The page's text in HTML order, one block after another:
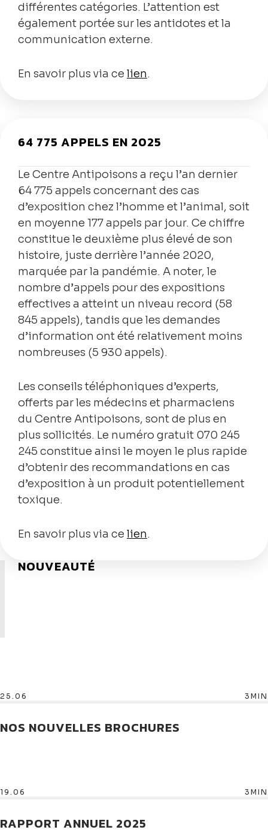
différentes catégories. L’attention est
également portée sur les antidotes et la
communication externe.
En savoir plus via ce lien.
64 775 APPELS EN 2025
Le Centre Antipoisons a reçu l’an dernier
64 775 appels concernant des cas
d’exposition chez l’homme et l’animal, soit
en moyenne 177 appels par jour. Ce chiffre
constitue le deuxième plus élevé de son
histoire, juste derrière l’année 2020,
marquée par la pandémie. A noter, le
nombre d’appels pour des expositions
effectives a atteint un niveau record (58
845 appels), tandis que les demandes
d’information ont été relativement moins
nombreuses (5 930 appels).
Les conseils téléphoniques d’experts,
offerts par les médecins et pharmaciens
du Centre Antipoisons, sont de plus en
plus sollicités. Le numéro gratuit 070 245
245 constitue ainsi le moyen le plus rapide
d’obtenir des recommandations en cas
d’exposition à un produit potentiellement
toxique.
En savoir plus via ce lien.
NOUVEAUTÉ
25.06 3MIN
NOS NOUVELLES BROCHURES
19.06 3MIN
RAPPORT ANNUEL 2025